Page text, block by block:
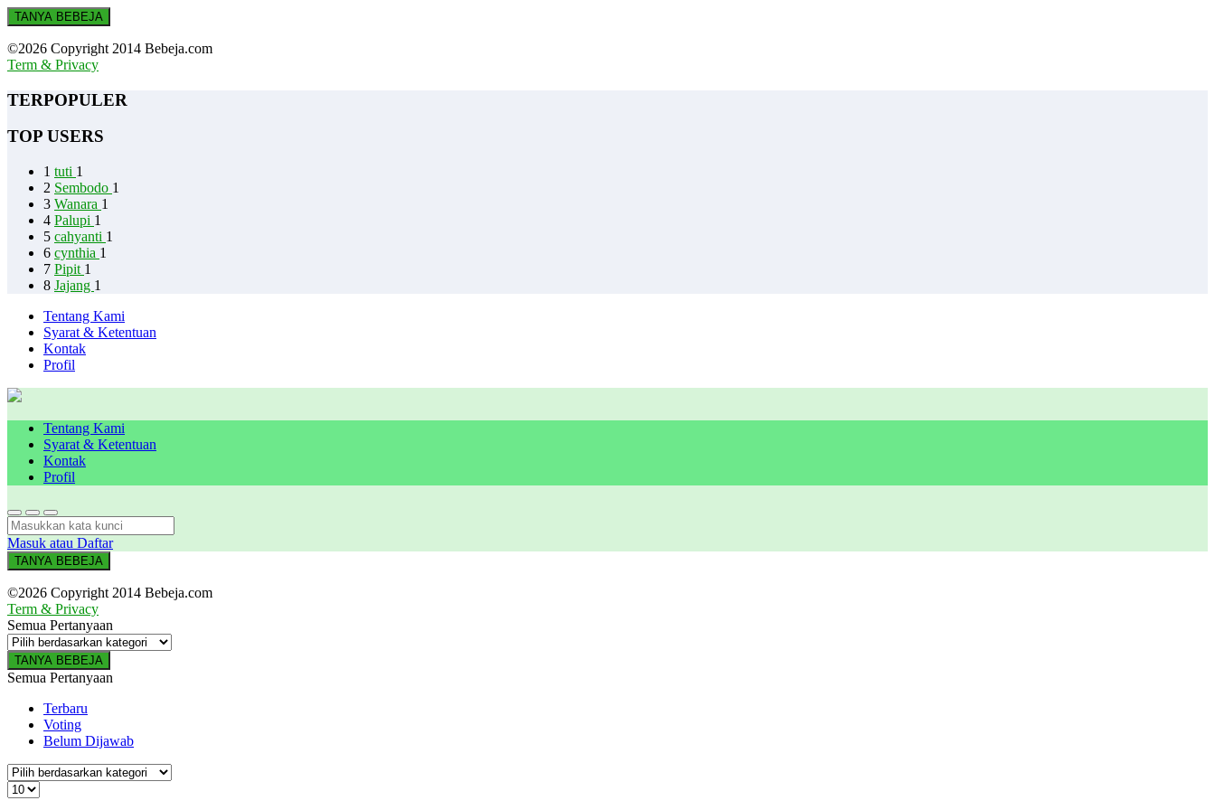
TANYA BEBEJA
©2026 Copyright 2014 Bebeja.com
Term & Privacy
TERPOPULER
TOP USERS
1 tuti 1
2 Sembodo 1
3 Wanara 1
4 Palupi 1
5 cahyanti 1
6 cynthia 1
7 Pipit 1
8 Jajang 1
Tentang Kami
Syarat & Ketentuan
Kontak
Profil
Tentang Kami
Syarat & Ketentuan
Kontak
Profil
Masuk atau Daftar
TANYA BEBEJA
©2026 Copyright 2014 Bebeja.com
Term & Privacy
Semua Pertanyaan
TANYA BEBEJA
Semua Pertanyaan
Terbaru
Voting
Belum Dijawab